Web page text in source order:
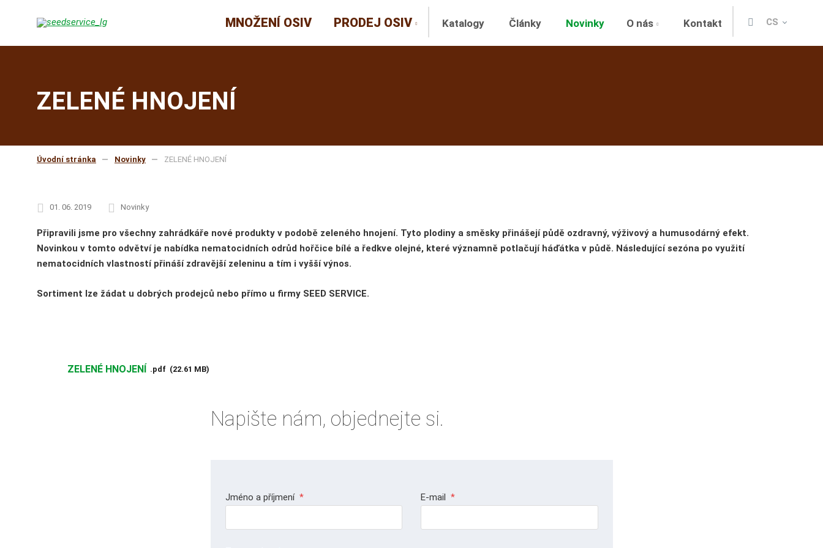
MNOŽENÍ OSIV PRODEJ OSIV Katalogy Články Novinky O nás Kontakt Vyhledávání
CS
ZELENÉ HNOJENÍ
Úvodní stránka Novinky ZELENÉ HNOJENÍ
01. 06. 2019 Novinky
Připravili jsme pro všechny zahrádkáře nové produkty v podobě zeleného hnojení. Tyto plodiny a směsky přinášejí půdě ozdravný, výživový a humusodárný efekt.
Novinkou v tomto odvětví je nabídka nematocidních odrůd hořčice bílé a ředkve olejné, které významně potlačují háďátka v půdě. Následující sezóna po využití
nematocidních vlastností přináší zdravější zeleninu a tím i vyšší výnos.
Sortiment lze žádat u dobrých prodejců nebo přímo u firmy SEED SERVICE.
ZELENÉ HNOJENÍ pdf 22.61 MB
Napište nám, objednejte si.
Jméno a příjmení * E-mail *